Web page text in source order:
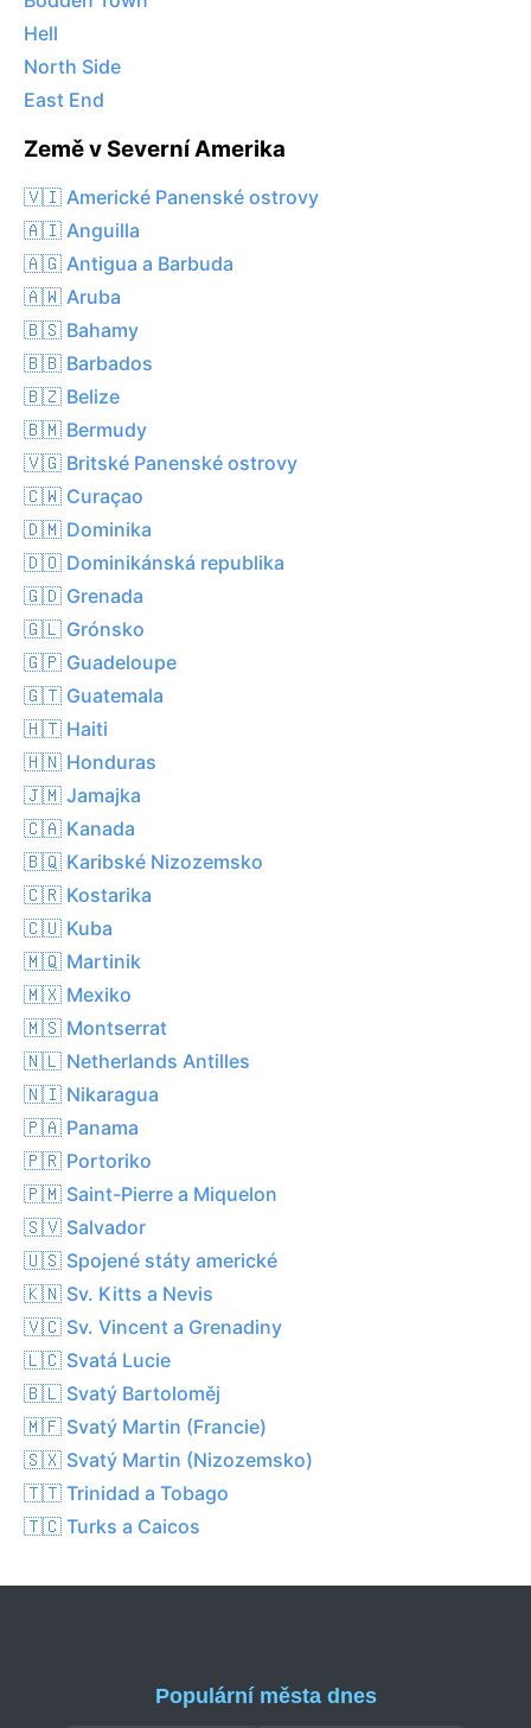
Hell
North Side
East End
Země v Severní Amerika
🇻🇮 Americké Panenské ostrovy
🇦🇮 Anguilla
🇦🇬 Antigua a Barbuda
🇦🇼 Aruba
🇧🇸 Bahamy
🇧🇧 Barbados
🇧🇿 Belize
🇧🇲 Bermudy
🇻🇬 Britské Panenské ostrovy
🇨🇼 Curaçao
🇩🇲 Dominika
🇩🇴 Dominikánská republika
🇬🇩 Grenada
🇬🇱 Grónsko
🇬🇵 Guadeloupe
🇬🇹 Guatemala
🇭🇹 Haiti
🇭🇳 Honduras
🇯🇲 Jamajka
🇨🇦 Kanada
🇧🇶 Karibské Nizozemsko
🇨🇷 Kostarika
🇨🇺 Kuba
🇲🇶 Martinik
🇲🇽 Mexiko
🇲🇸 Montserrat
🇳🇱 Netherlands Antilles
🇳🇮 Nikaragua
🇵🇦 Panama
🇵🇷 Portoriko
🇵🇲 Saint-Pierre a Miquelon
🇸🇻 Salvador
🇺🇸 Spojené státy americké
🇰🇳 Sv. Kitts a Nevis
🇻🇨 Sv. Vincent a Grenadiny
🇱🇨 Svatá Lucie
🇧🇱 Svatý Bartoloměj
🇲🇫 Svatý Martin (Francie)
🇸🇽 Svatý Martin (Nizozemsko)
🇹🇹 Trinidad a Tobago
🇹🇨 Turks a Caicos
Populární města dnes